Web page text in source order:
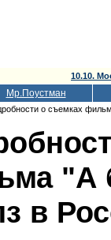
10.10.
Мр.Поустман
о съемках
"А
в